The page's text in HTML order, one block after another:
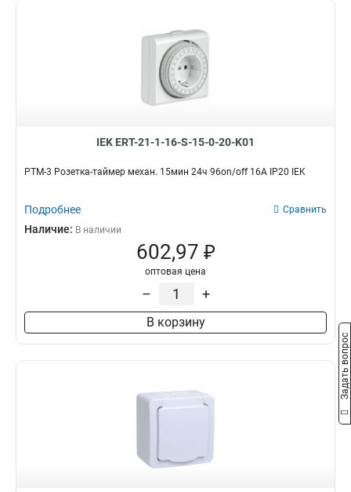
IEK ERT-21-1-16-S-15-0-20-K01
РТМ-3 Розетка-таймер механ. 15мин 24ч 96on/off 16А IP20 IEK
Подробнее Сравнить
Наличие: В наличии
602,97 ₽
оптовая цена
– +
В корзину
Задать вопрос